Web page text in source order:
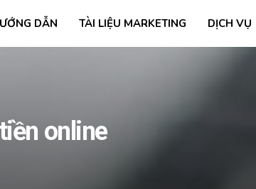
DẪN TÀI LIỆU MARKETING DỊCH VỤ
online